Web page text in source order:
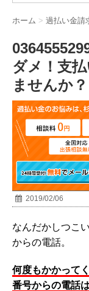
過払い金料金
料金で選ぶ
着手金無料で
女性専門で選
24時間年中無
匿名借金相談
ホーム > 過払い金請
ダメ！支
ませんか？
2019/02/06
なんだかしつこ
からの電話。
何度もかかって
番号からの電話